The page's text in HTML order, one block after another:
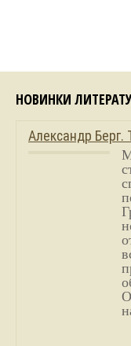
НОВИНКИ
Александр Берг.